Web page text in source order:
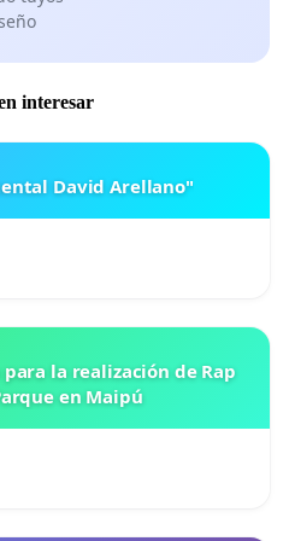
firma está petición.
interesar
David Arellano"
la realización de Rap
en Maipú